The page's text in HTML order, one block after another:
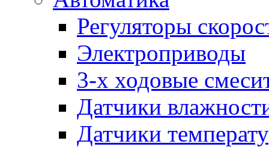
Регуляторы
Электроприводы
3-х ходовые
Датчики
Датчики